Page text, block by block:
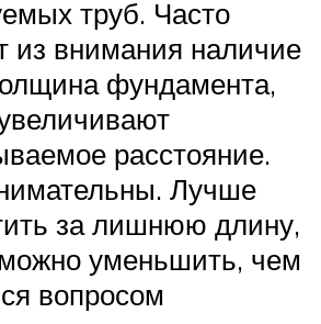
труб. Часто
из внимания наличие
фундамента,
расстояние.
Лучше
за лишнюю длину,
уменьшить, чем
вопросом